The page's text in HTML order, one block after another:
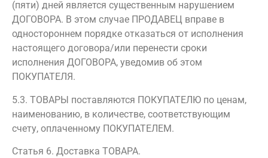
(пяти) дней является существенным нарушением
ДОГОВОРА. В этом случае ПРОДАВЕЦ вправе в
одностороннем порядке отказаться от исполнения
настоящего договора/или перенести сроки
исполнения ДОГОВОРА, уведомив об этом
ПОКУПАТЕЛЯ.
5.3. ТОВАРЫ поставляются ПОКУПАТЕЛЮ по ценам,
наименованию, в количестве, соответствующим
счету, оплаченному ПОКУПАТЕЛЕМ.
Статья 6. Доставка ТОВАРА.